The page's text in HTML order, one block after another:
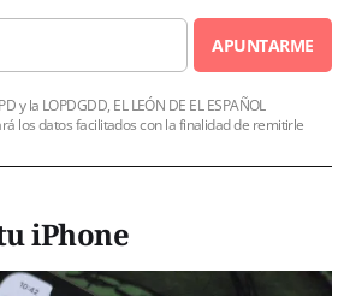
APUNTARME
y la LOPDGDD, EL LEÓN DE EL ESPAÑOL
los datos facilitados con la finalidad de remitirle
iPhone